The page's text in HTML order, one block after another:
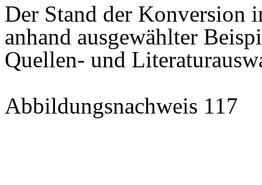
Der Stand der Konversion
anhand ausgewählter
Quellen- und
Abbildungsnachweis 117